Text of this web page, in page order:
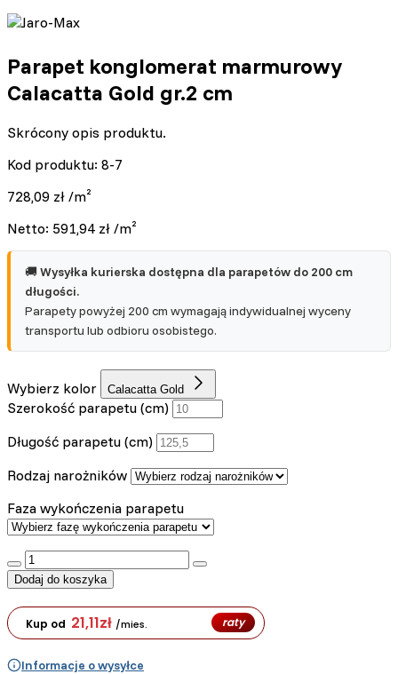
Parapet konglomerat marmurowy
Calacatta Gold gr.2 cm
Skrócony opis produktu.
Kod produktu: 8-7
728,09 zł /m²
Netto: 591,94 zł /m²
🚚Wysyłka kurierska dostępna dla parapetów do 200 cm
długości.
Parapety powyżej 200 cm wymagają indywidualnej wyceny
transportu lub odbioru osobistego.
Wybierz kolor Calacatta Gold
Szerokość parapetu (cm)
Długość parapetu (cm)
Rodzaj narożników
Faza wykończenia parapetu
:product_name quantity
Dodaj do koszyka
Kup od 21,11zł /mies. raty
Informacje o wysyłce